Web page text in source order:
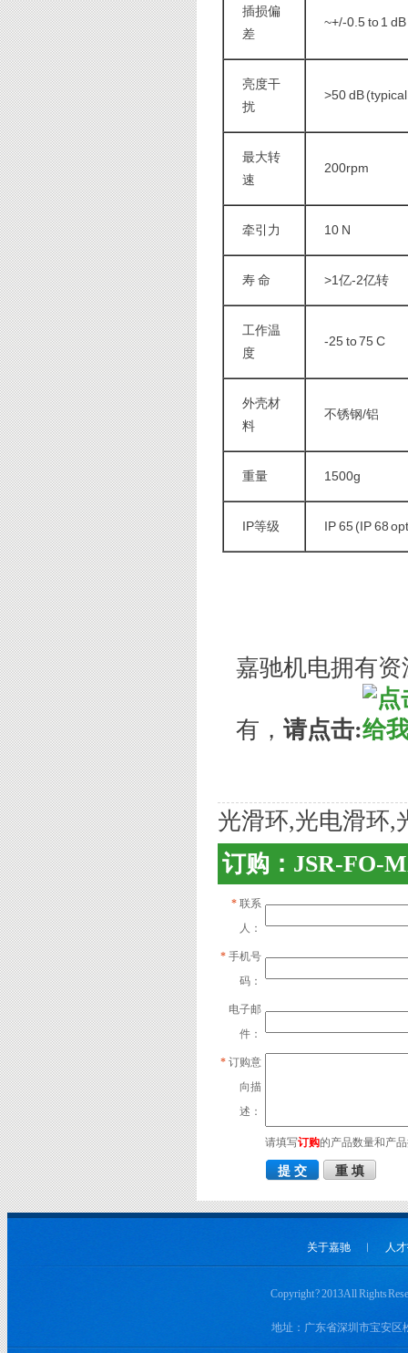
插损偏
差
~+/-0.5 to 1 dB
亮度干
扰
>50 dB
最大转
速
200rpm
牵引力 10 N
寿 命 >1亿-2亿转
工作温
度
-25 to 75 C
外壳材
料
不锈钢/铝
重量 1500g
IP等级 IP 65 (IP 68
嘉驰机电拥有
有， 请点击:
光滑环,光电滑环,
订购：JSR-FO-
* 联系
人：
* 手机号
码：
电子邮
件：
* 订购意
向描
述：
请填写订购的产品数量和产
关于嘉驰 ︱ 人
Copyright ? 2013 All Rights
地址：广东省深圳市宝安区